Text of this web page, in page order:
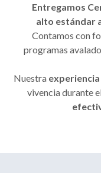
Entregamos
alto estándar
Contamos con
programas
Nuestra
vivencia durante